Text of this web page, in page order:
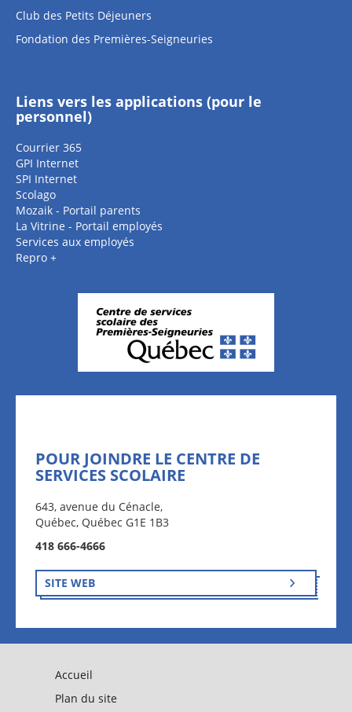
Club des Petits Déjeuners
Fondation des Premières-Seigneuries
Liens vers les applications (pour le
personnel)
Courrier 365
GPI Internet
SPI Internet
Scolago
Mozaik - Portail parents
La Vitrine - Portail employés
Services aux employés
Repro +
POUR JOINDRE LE CENTRE DE
SERVICES SCOLAIRE
643, avenue du Cénacle,
Québec, Québec G1E 1B3
418 666-4666
SITE WEB
Accueil
Plan du site